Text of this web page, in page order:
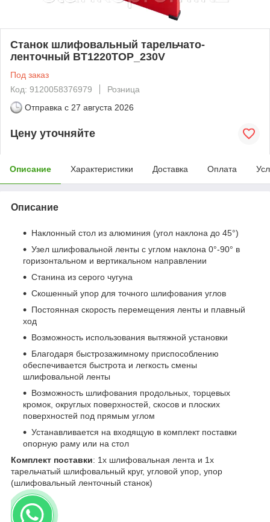
Станок шлифовальный тарельчато-
ленточный BT1220TOP_230V
Под заказ
Код: 9120058376979
Розница
Отправка с 27 августа 2026
Цену уточняйте
Описание Характеристики Доставка Оплата
Описание
Наклонный стол из алюминия (угол наклона до 45°)
Узел шлифовальной ленты с углом наклона 0°-90° в
горизонтальном и вертикальном направлении
Станина из серого чугуна
Скошенный упор для точного шлифования углов
Постоянная скорость перемещения ленты и плавный
ход
Возможность использования вытяжной установки
Благодаря быстрозажимному приспособлению
обеспечивается быстрота и легкость смены
шлифовальной ленты
Возможность шлифования продольных, торцевых
кромок, округлых поверхностей, скосов и плоских
поверхностей под прямым углом
Устанавливается на входящую в комплект поставки
опорную раму или на стол
Комплект поставки: 1x шлифовальная лента и 1x
тарельчатый шлифовальный круг, угловой упор, упор
(шлифовальный ленточный станок)